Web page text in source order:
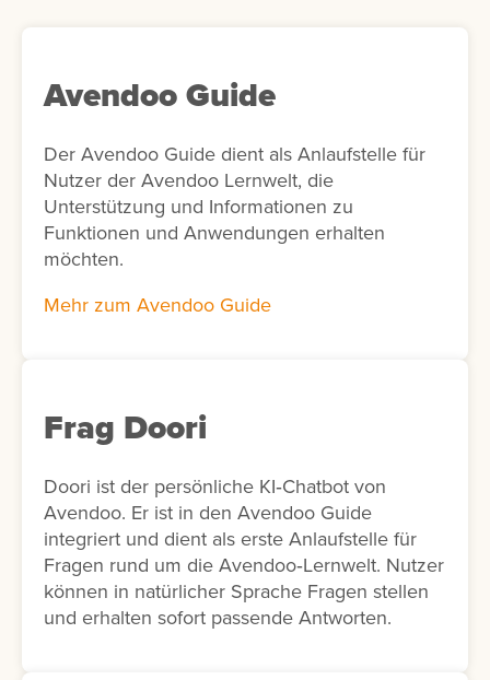
Avendoo Guide
Der Avendoo Guide dient als Anlaufstelle für
Nutzer der Avendoo Lernwelt, die
Unterstützung und Informationen zu
Funktionen und Anwendungen erhalten
möchten.
Mehr zum Avendoo Guide
Frag Doori
Doori ist der persönliche KI‑Chatbot von
Avendoo. Er ist in den Avendoo Guide
integriert und dient als erste Anlaufstelle für
Fragen rund um die Avendoo‑Lernwelt. Nutzer
können in natürlicher Sprache Fragen stellen
und erhalten sofort passende Antworten.